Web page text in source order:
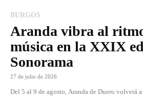
BURGOS
Aranda vibra al
música en la XXIX
Sonorama
27 de julio de 2026
Del 5 al 9 de agosto, Aranda de Duero volverá